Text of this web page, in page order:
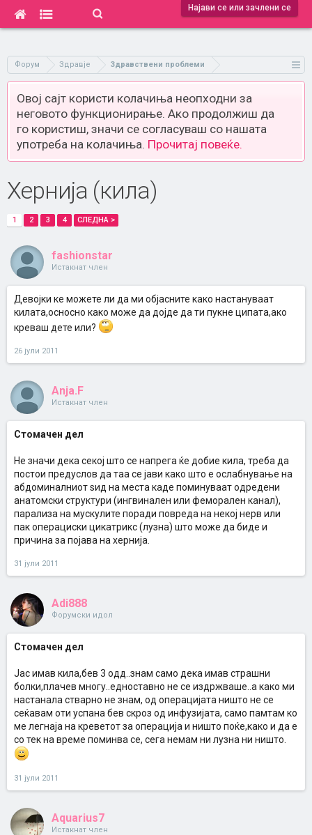
Најави се или зачлени се
Форум Здравје Здравствени проблеми
Овој сајт користи колачиња неопходни за
неговото функционирање. Ако продолжиш да
го користиш, значи се согласуваш со нашата
употреба на колачиња. Прочитај повеќе.
Хернија (кила)
1 2 3 4 СЛЕДНА >
fashionstar
Истакнат член
Девојки ке можете ли да ми објасните како настануваат
килата,осносно како може да дојде да ти пукне ципата,ако
креваш дете или?
26 јули 2011
Anja.F
Истакнат член
Стомачен дел
Не значи дека секој што се напрега ќе добие кила, треба да
постои предуслов да таа се јави како што е ослабнување на
абдоминалниот ѕид на места каде поминуваат одредени
анатомски структури (ингвинален или феморален канал),
парализа на мускулите поради повреда на некој нерв или
пак операциски цикатрикс (лузна) што може да биде и
причина за појава на хернија.
31 јули 2011
Adi888
Форумски идол
Стомачен дел
Јас имав кила,бев 3 одд..знам само дека имав страшни
болки,плачев многу..едноставно не се издржваше..а како ми
настанала стварно не знам, од операцијата ништо не се
сеќавам оти успана бев скроз од инфузијата, само памтам ко
ме легнаја на креветот за операција и ништо поќе,како и да е
со тек на време поминва се, сега немам ни лузна ни ништо.
31 јули 2011
Aquarius7
Истакнат член